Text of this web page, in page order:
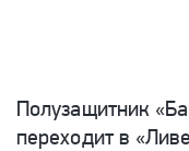
Полузащитник
переходит в